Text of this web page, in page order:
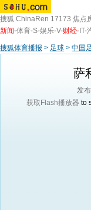
搜狐 ChinaRen 17173 焦点
新闻-体育-S-娱乐-V-财经- IT-
搜狐体育播报 > 足球 > 中国
萨
发
获取Flash播放器 to